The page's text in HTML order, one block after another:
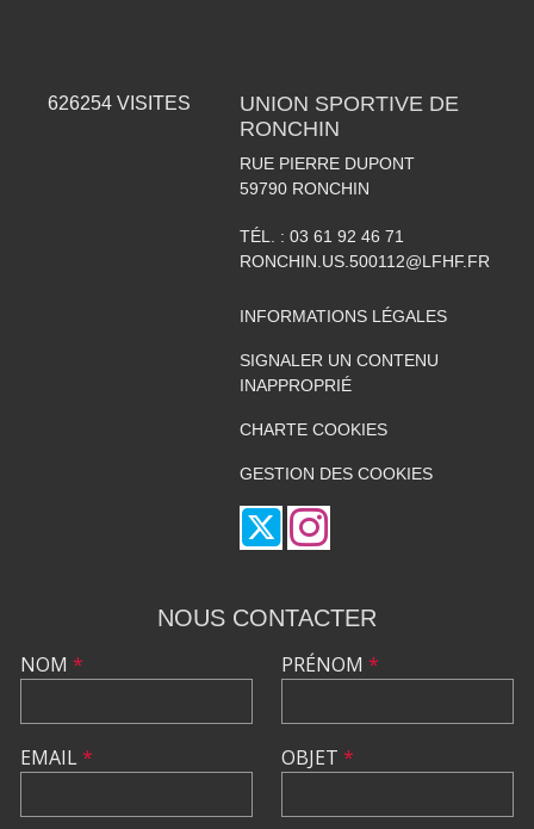
626254 VISITES
UNION SPORTIVE DE
RONCHIN
RUE PIERRE DUPONT
59790 RONCHIN
TÉL. : 03 61 92 46 71
RONCHIN.US.500112@LFHF.FR
INFORMATIONS LÉGALES
SIGNALER UN CONTENU
INAPPROPRIÉ
CHARTE COOKIES
GESTION DES COOKIES
NOUS CONTACTER
NOM *
EMAIL*
PRÉNOM *
OBJET *